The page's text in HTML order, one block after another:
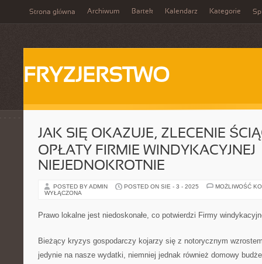
Strona główna Archiwum Bartek Kalendarz Kategorie
FRYZJERSTWO
JAK SIĘ OKAZUJE, ZLECENIE
OPŁATY FIRMIE WINDYKACYJNEJ
NIEJEDNOKROTNIE
POSTED BY ADMIN POSTED ON SIE - 3 - 2025
MOŻLIWOŚĆ
WYŁĄCZONA
Prawo lokalne jest niedoskonałe, co potwierdzi Firmy
Bieżący kryzys gospodarczy kojarzy się z notorycznym
jedynie na nasze wydatki, niemniej jednak również domowy